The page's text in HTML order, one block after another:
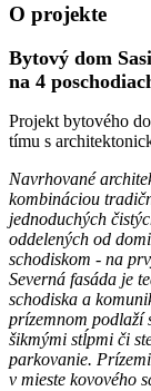
O projekte
Bytový dom
na 4
Projekt bytového
tímu s
Navrhované
kombináciou
jednoduchých
oddelených od
schodiskom - na
Severná fasáda je
schodiska a
prízemnom podlaží
šikmými stĺpmi či
parkovanie.
v mieste kovového